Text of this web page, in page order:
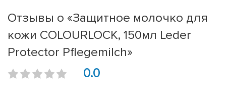
Отзывы о «Защитное молочко для
кожи COLOURLOCK, 150мл Leder
Protector Pflegemilch»
0.0